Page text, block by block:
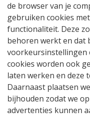
de browser van je
gebruiken cookies
functionaliteit. Deze
behoren werkt en dat
voorkeursinstellingen
cookies worden ook
laten werken en deze
Daarnaast plaatsen
bijhouden zodat we
advertenties kunnen